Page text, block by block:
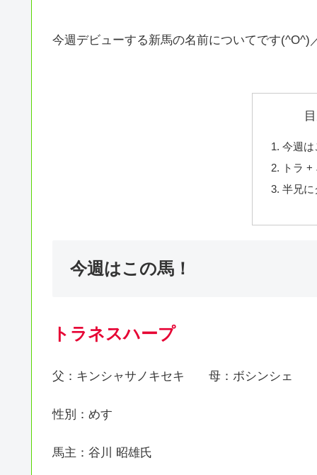
今週デビューする新馬の名前についてです(^O^)
今週は
トラ
半兄に
今週はこの馬！
トラネスハープ
父：キンシャサノキセキ 母：ボシンシェ
性別：めす
馬主：谷川 昭雄氏